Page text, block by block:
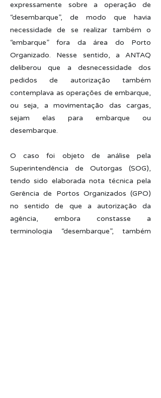
expressamente sobre a operação de
“desembarque”, de modo que havia
necessidade de se realizar também o
“embarque” fora da área do Porto
Organizado. Nesse sentido, a ANTAQ
deliberou que a desnecessidade dos
pedidos de autorização também
contemplava as operações de embarque,
ou seja, a movimentação das cargas,
sejam elas para embarque ou
desembarque.
O caso foi objeto de análise pela
Superintendência de Outorgas (SOG),
tendo sido elaborada nota técnica pela
Gerência de Portos Organizados (GPO)
no sentido de que a autorização da
agência, embora constasse a
terminologia “desembarque”, também